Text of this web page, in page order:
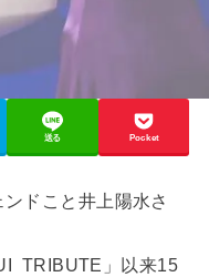
送る Pocket
ドこと井上陽水さ
TRIBUTE」以来15